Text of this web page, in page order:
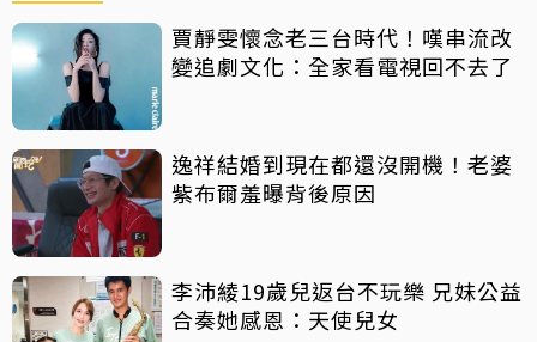
賈靜雯懷念老三台時代！嘆串流改
變追劇文化：全家看電視回不去了
逸祥結婚到現在都還沒開機！老婆
紫布爾羞曝背後原因
李沛綾19歲兒返台不玩樂 兄妹公益
合奏她感恩：天使兒女